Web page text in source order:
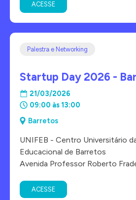
ACESSE
Palestra e Networking
Startup Day 2026 -
21/03/2026
09:00 às 13:00
Barretos
UNIFEB - Centro Universitário
Educacional de Barretos
Avenida Professor Roberto
ACESSE